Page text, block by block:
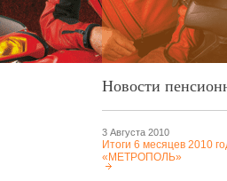
Новости
3 Августа 2010
Итоги 6 месяцев 2010
«МЕТРОПОЛЬ»